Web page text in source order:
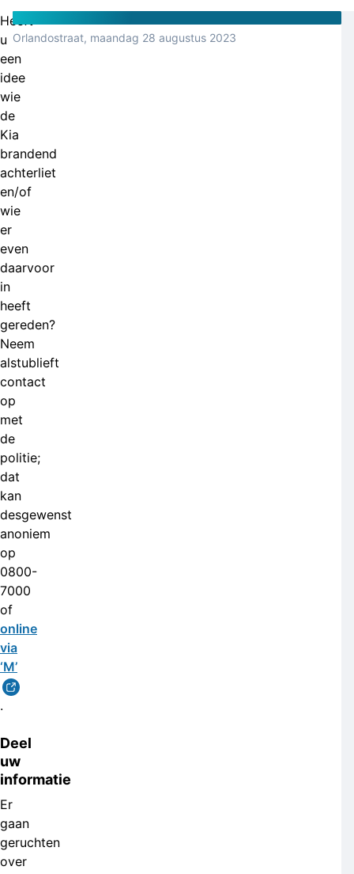
Heeft
u
een
idee
wie
de
Kia
brandend
achterliet
en/of
wie
er
even
daarvoor
in
heeft
gereden?
Neem
alstublieft
contact
op
met
de
politie;
dat
kan
desgewenst
anoniem
op
0800-
7000
of
online
via
‘M’
.
Deel
uw
informatie
Er
gaan
geruchten
over
Orlandostraat, maandag 28 augustus 2023